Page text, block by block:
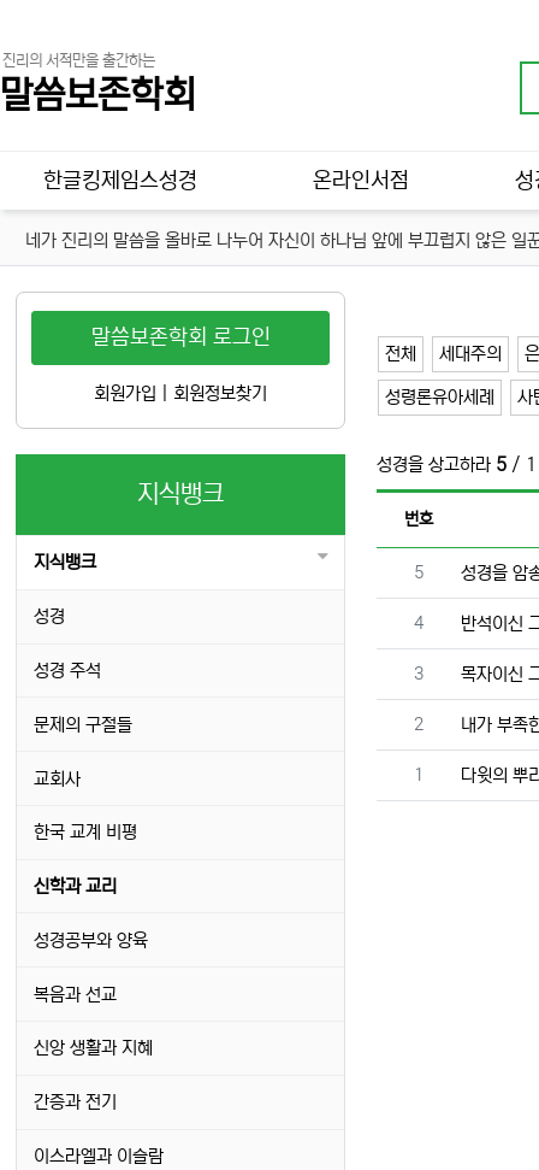
진리의 서적만을 출간하는
말씀보존학회
메인 메뉴
한글킹제임스성경 온라인서점 성
네가 진리의 말씀을 올바로 나누어 자신이 하나님 앞에 부끄럽지 않은
전체 세대주의
성령론유아세례 사
성경을 상고하라 5 / 1
번호
번호
5 성경을 암
번호
4 반석이신
번호
3 목자이신
번호
2 내가 부족
번호
1 다윗의 뿌
말씀보존학회 로그인
회원가입 회원정보찾기
지식뱅크
지식뱅크
성경
성경 주석
문제의 구절들
교회사
한국 교계 비평
신학과 교리
성경공부와 양육
복음과 선교
신앙 생활과 지혜
간증과 전기
이스라엘과 이슬람